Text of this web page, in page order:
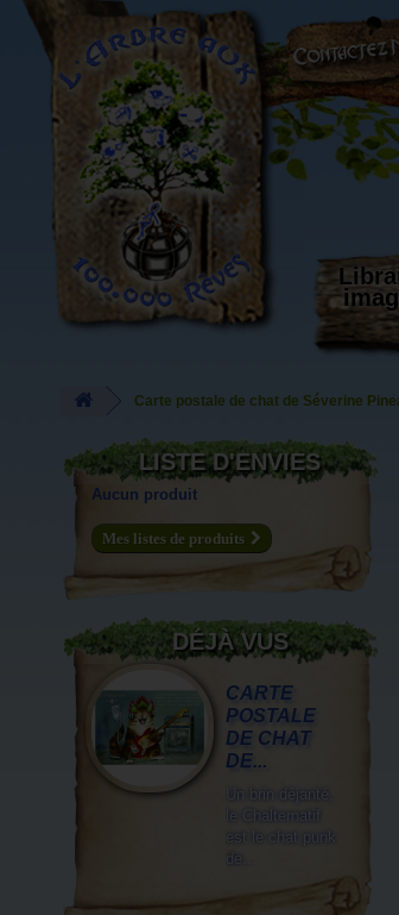
L'Arbre aux 100.000 Rêves
Carte postale de chat de Séverine
LISTE D'ENVIES
Aucun produit
Mes listes de produits
DÉJÀ VUS
CARTE
POSTALE
DE CHAT
DE...
Un brin déjanté,
le Chalternatif
est le chat punk
de...